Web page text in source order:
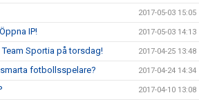
2017-05-03 15:05
IP! 2017-05-03 14:13
Sportia på torsdag! 2017-04-25 13:48
fotbollsspelare? 2017-04-24 14:34
2017-04-10 13:08